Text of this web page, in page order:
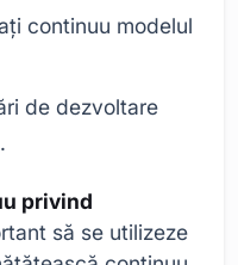
continuu modelul
de dezvoltare
privind
să se utilizeze